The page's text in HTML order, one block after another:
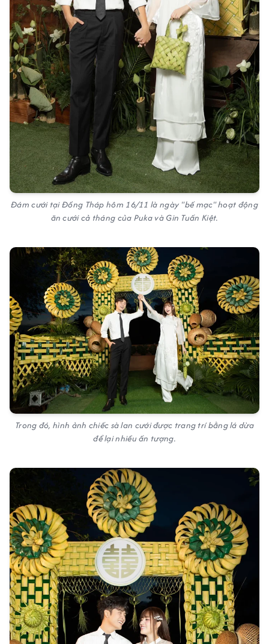
Đám cưới tại Đồng Tháp hôm 16/11 là ngày "bế mạc" hoạt động
ăn cưới cả tháng của Puka và Gin Tuấn Kiệt.
Trong đó, hình ảnh chiếc sà lan cưới được trang trí bằng lá dừa
để lại nhiều ấn tượng.